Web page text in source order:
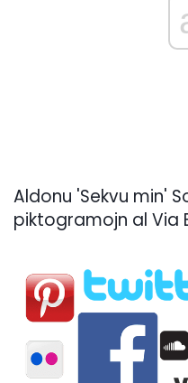
Aldonu 'Sekvu min'
piktogramojn al Via